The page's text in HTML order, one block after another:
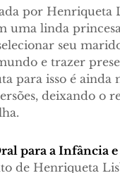
por Henriqueta
uma linda
seu
e trazer
para isso é ainda
deixando o
para a Infância e
de Henriqueta